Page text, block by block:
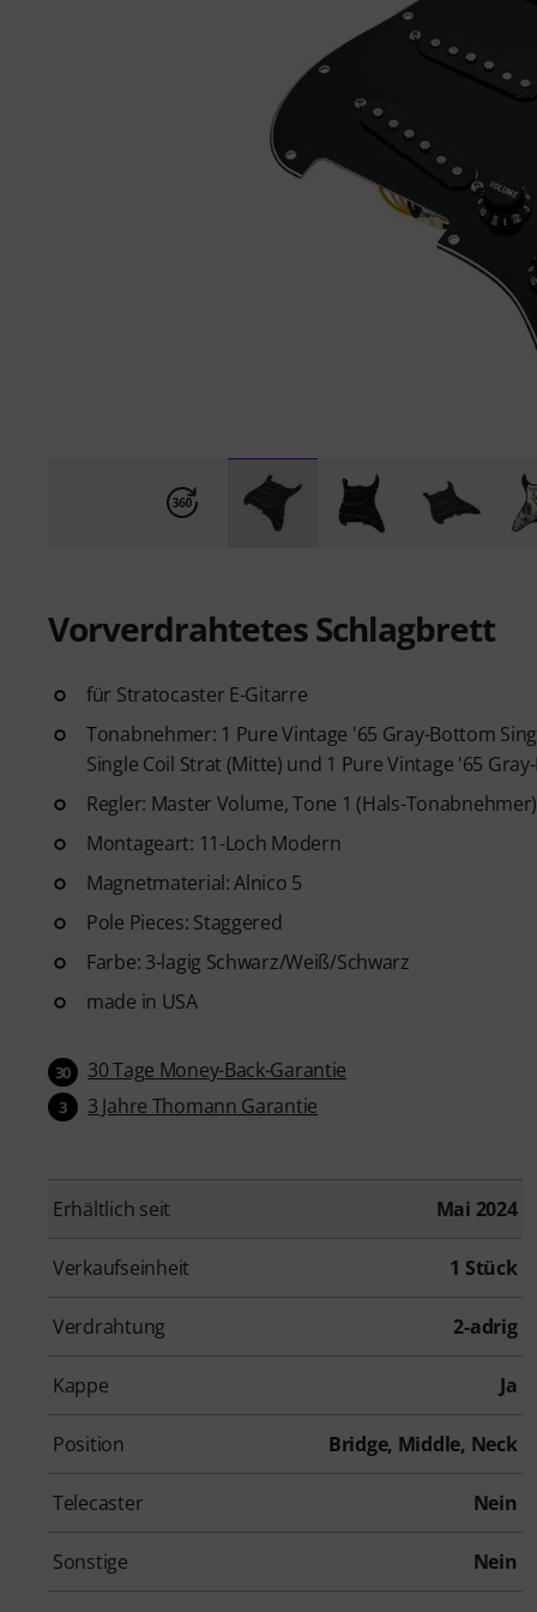
Vorverdrahtetes Schlagbrett
für Stratocaster E-Gitarre
Tonabnehmer: 1 Pure Vintage '65 Gray-Bottom
Single Coil Strat (Mitte) und 1 Pure Vintage '65
Regler: Master Volume, Tone 1 (Hals-
Montageart: 11-Loch Modern
Magnetmaterial: Alnico 5
Pole Pieces: Staggered
Farbe: 3-lagig Schwarz/Weiß/Schwarz
made in USA
30 30 Tage Money-Back-Garantie
3 3 Jahre Thomann Garantie
Erhältlich seit Mai 2024
Verkaufseinheit 1 Stück
Verdrahtung 2-adrig
Kappe Ja
Position Bridge, Middle, Neck
Telecaster Nein
Sonstige Nein